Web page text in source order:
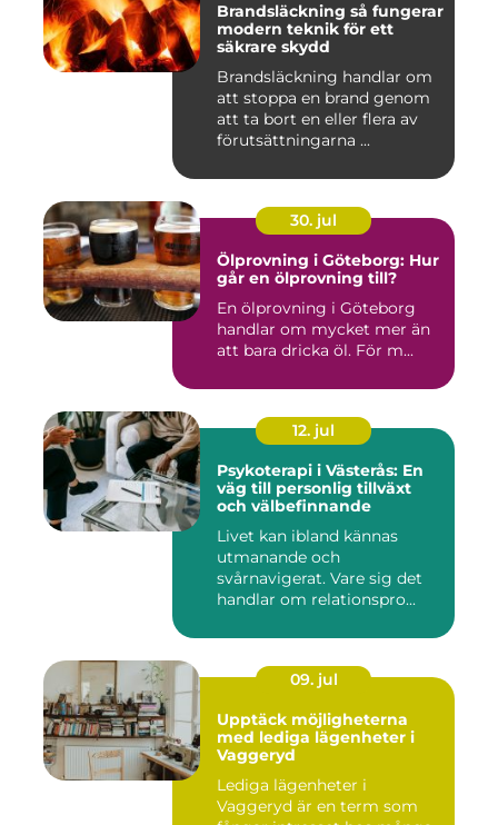
Brandsläckning så fungerar
modern teknik för ett
säkrare skydd
Brandsläckning handlar om
att stoppa en brand genom
att ta bort en eller flera av
förutsättningarna ...
30. jul
Ölprovning i Göteborg: Hur
går en ölprovning till?
En ölprovning i Göteborg
handlar om mycket mer än
att bara dricka öl. För m...
12. jul
Psykoterapi i Västerås: En
väg till personlig tillväxt
och välbefinnande
Livet kan ibland kännas
utmanande och
svårnavigerat. Vare sig det
handlar om relationspro...
09. jul
Upptäck möjligheterna
med lediga lägenheter i
Vaggeryd
Lediga lägenheter i
Vaggeryd är en term som